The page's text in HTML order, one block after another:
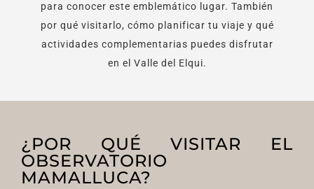
para conocer este emblemático lugar. También
por qué visitarlo, cómo planificar tu viaje y qué
actividades complementarias puedes disfrutar
en el Valle del Elqui.
¿POR QUÉ VISITAR EL
OBSERVATORIO
MAMALLUCA?